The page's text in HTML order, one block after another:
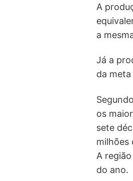
A
a
Já a
da
os
sete
milhões
A
do ano.